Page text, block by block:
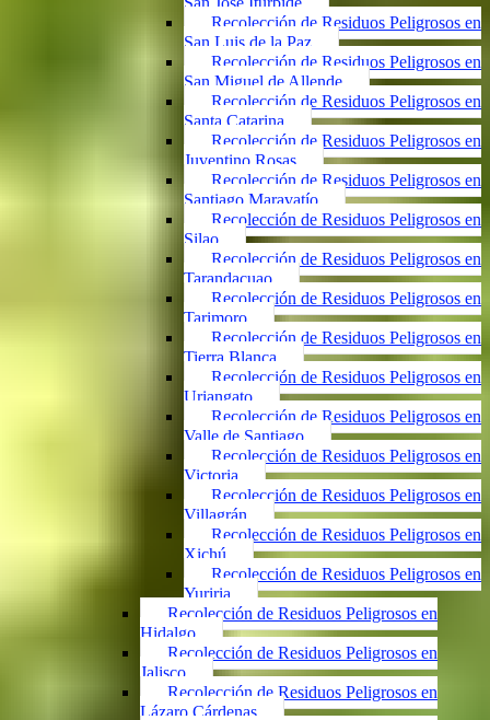
Recolección de Residuos Peligrosos en
San Luis de la Paz
Recolección de Residuos Peligrosos en
San Miguel de Allende
Recolección de Residuos Peligrosos en
Santa Catarina
Recolección de Residuos Peligrosos en
Juventino Rosas
Recolección de Residuos Peligrosos en
Santiago Maravatío
Recolección de Residuos Peligrosos en
Silao
Recolección de Residuos Peligrosos en
Tarandacuao
Recolección de Residuos Peligrosos en
Tarimoro
Recolección de Residuos Peligrosos en
Tierra Blanca
Recolección de Residuos Peligrosos en
Uriangato
Recolección de Residuos Peligrosos en
Valle de Santiago
Recolección de Residuos Peligrosos en
Victoria
Recolección de Residuos Peligrosos en
Villagrán
Recolección de Residuos Peligrosos en
Xichú
Recolección de Residuos Peligrosos en
Yuriria
Recolección de Residuos Peligrosos en
Hidalgo
Recolección de Residuos Peligrosos en
Jalisco
Recolección de Residuos Peligrosos en
Lázaro Cárdenas